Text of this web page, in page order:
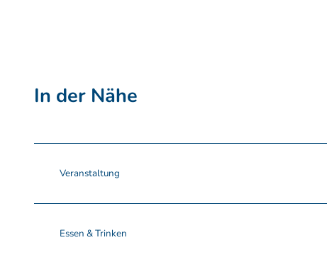
In der Nähe
Veranstaltung
Essen & Trinken